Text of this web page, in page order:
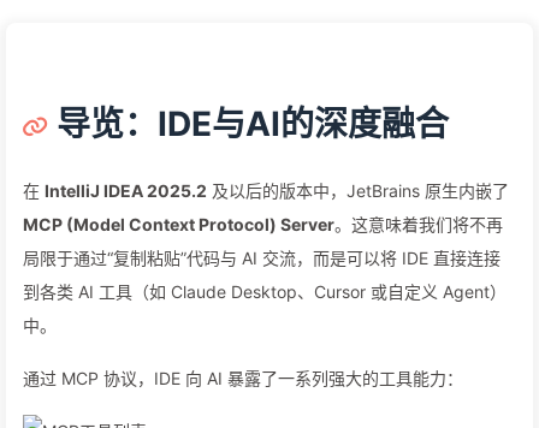
导览：IDE与AI的深度融合
在 IntelliJ IDEA 2025.2 及以后的版本中，JetBrains 原生内嵌了
MCP (Model Context Protocol) Server。这意味着我们将不再
局限于通过“复制粘贴”代码与 AI 交流，而是可以将 IDE 直接连接
到各类 AI 工具（如 Claude Desktop、Cursor 或自定义 Agent）
中。
通过 MCP 协议，IDE 向 AI 暴露了一系列强大的工具能力：